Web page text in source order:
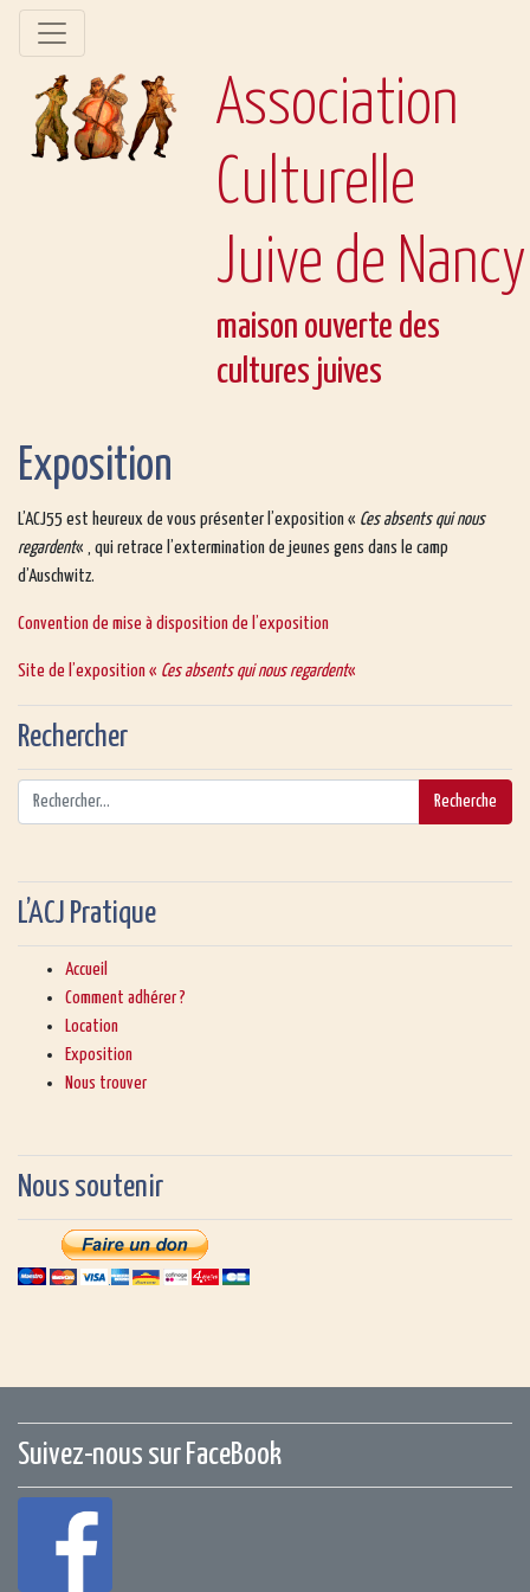
Association
Culturelle
Juive de Nancy
maison ouverte des
cultures juives
Exposition
L’ACJ55 est heureux de vous présenter l’exposition « Ces absents qui nous
regardent« , qui retrace l’extermination de jeunes gens dans le camp
d’Auschwitz.
Convention de mise à disposition de l’exposition
Site de l’exposition « Ces absents qui nous regardent«
Rechercher
L’ACJ Pratique
Accueil
Comment adhérer ?
Location
Exposition
Nous trouver
Nous soutenir
Suivez-nous sur FaceBook